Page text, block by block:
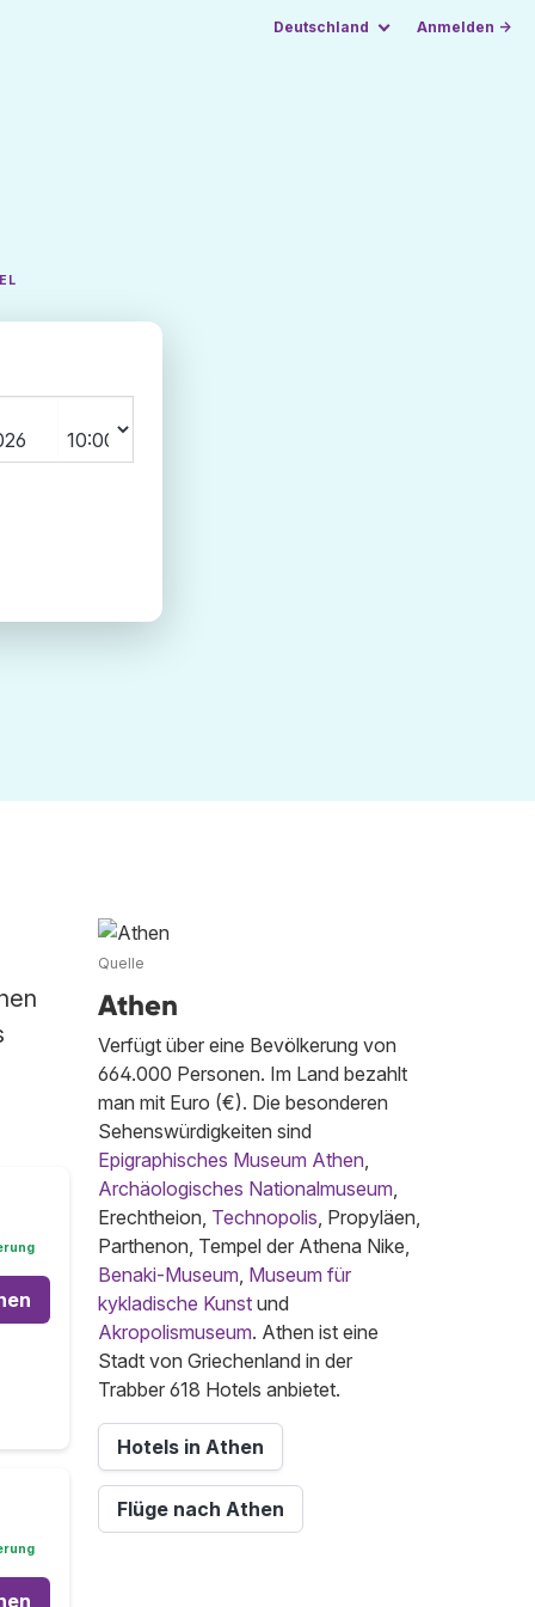
Deutschland Anmelden →
Quelle
Athen
Verfügt über eine Bevölkerung von
664.000 Personen. Im Land bezahlt
man mit Euro (€). Die besonderen
Sehenswürdigkeiten sind
Epigraphisches Museum Athen,
Archäologisches Nationalmuseum,
Erechtheion, Technopolis, Propyläen,
Parthenon, Tempel der Athena Nike,
Benaki-Museum, Museum für
kykladische Kunst und
Akropolismuseum. Athen ist eine
Stadt von Griechenland in der
Trabber 618 Hotels anbietet.
Hotels in Athen
Flüge nach Athen